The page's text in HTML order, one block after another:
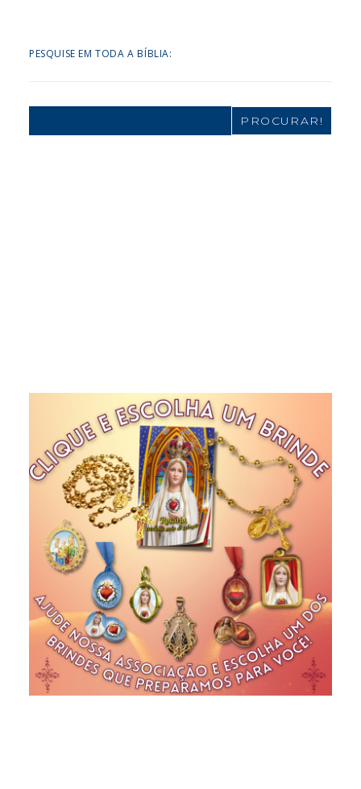
PESQUISE EM TODA A BÍBLIA:
Search